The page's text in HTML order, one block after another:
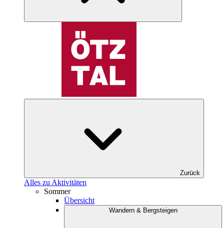
Zurück
Alles zu Aktivitäten
Sommer
Übersicht
Wandern & Bergsteigen